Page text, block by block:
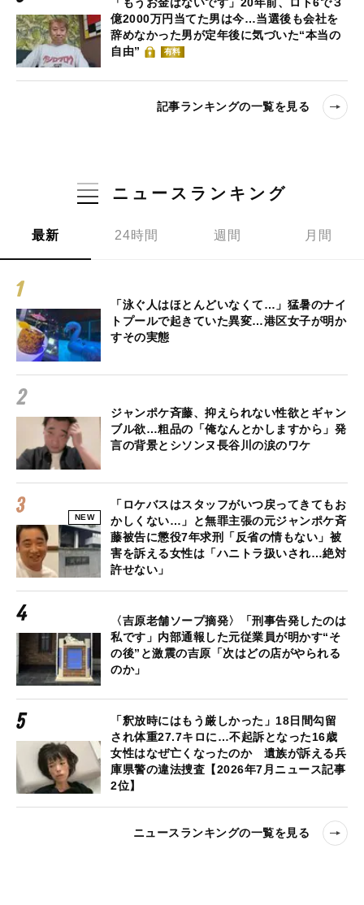
億2000万円当てた男は今…当選後も会社を
辞めなかった男が定年後に気づいた“本当の
自由”
有料
記事ランキングの一覧を見る
ニュースランキング
最新 24時間 週間 月間
「泳ぐ人はほとんどいなくて…」猛暑のナイ
トプールで起きていた異変…港区女子が明か
すその実態
ジャンポケ斉藤、抑えられない性欲とギャン
ブル欲…粗品の「俺なんとかしますから」発
言の背景とシソンヌ長谷川の涙のワケ
NEW
「ロケバスはスタッフがいつ戻ってきてもお
かしくない…」と無罪主張の元ジャンポケ斉
藤被告に懲役7年求刑「反省の情もない」被
害を訴える女性は「ハニトラ扱いされ…絶対
許せない」
〈吉原老舗ソープ摘発〉「刑事告発したのは
私です」内部通報した元従業員が明かす“そ
の後”と激震の吉原「次はどの店がやられる
のか」
「釈放時にはもう厳しかった」18日間勾留
され体重27.7キロに…不起訴となった16歳
女性はなぜ亡くなったのか 遺族が訴える兵
庫県警の違法捜査【2026年7月ニュース記事
2位】
ニュースランキングの一覧を見る